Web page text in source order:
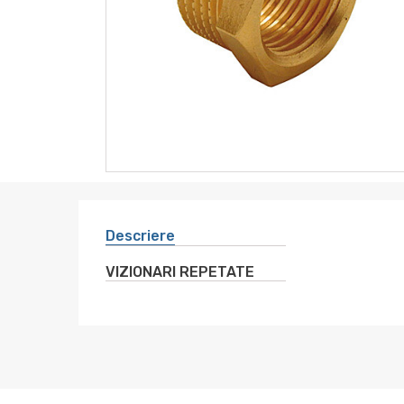
instrumente
Descriere
VIZIONARI REPETATE